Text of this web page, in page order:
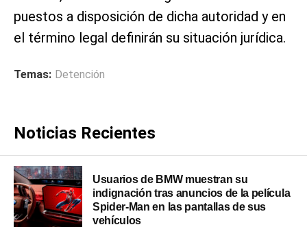
puestos a disposición de dicha autoridad y en
el término legal definirán su situación jurídica.
Temas: Detención
Noticias Recientes
Usuarios de BMW muestran su
indignación tras anuncios de la película
Spider-Man en las pantallas de sus
vehículos